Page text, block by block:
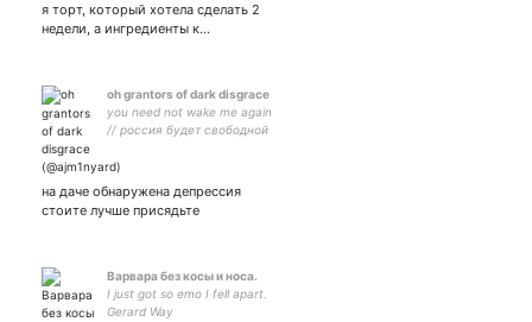
я торт, который хотела сделать 2
недели, а ингредиенты к…
oh grantors of dark disgrace
you need not wake me again
// россия будет свободной
DISLIKE button
YOUR COMPUTER DOWN A
WELL // мыслант гигысли
на даче обнаружена депрессия
стоите лучше присядьте
Варвара без косы и носа.
I just got so emo I fell apart.
Gerard Way